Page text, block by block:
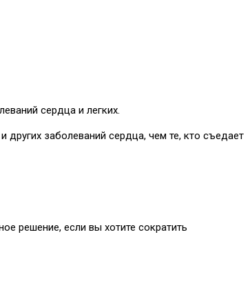
сердца и легких.
заболеваний сердца, чем те, кто съедает
решение, если вы хотите сократить